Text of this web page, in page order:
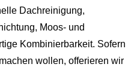
Dachreinigung,
Moos- und
Kombinierbarkeit. Sofern
wollen, offerieren wir